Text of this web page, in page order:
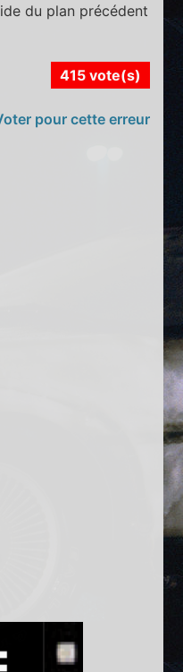
du plan précédent
415 vote(s)
pour cette erreur